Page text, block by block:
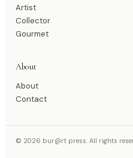
Artist
Collector
Gourmet
About
About
Contact
© 2026 bur@rt press. All rights